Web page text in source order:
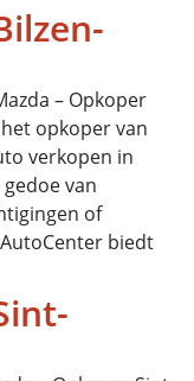
– Opkoper
opkoper van
verkopen in
van
of
biedt